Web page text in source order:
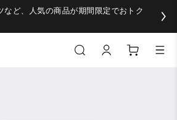
など、人気の商品が期間限定でおトク